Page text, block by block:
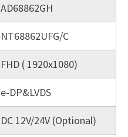
AD68862GH
NT68862UFG/C
FHD ( 1920x1080)
e-DP&LVDS
DC 12V/24V (Optional)